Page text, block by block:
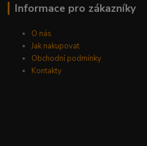
Informace pro zákazníky
O nás
Jak nakupovat
Obchodní podmínky
Kontakty